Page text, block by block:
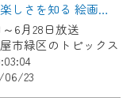
【緑区】描く楽しさを知る 絵画教室ボザール
～6月28日放送
市緑区のトピックス
06/23
TV』は2024
ます！